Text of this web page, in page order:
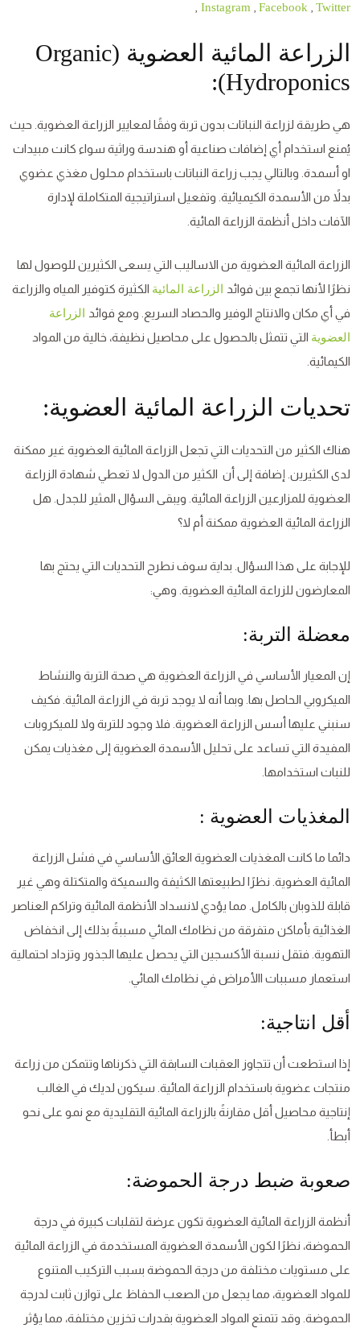
Instagram Facebook Twitter
الزراعة المائية العضوية (Organic
Hydroponics):
هي طريقة لزراعة النباتات بدون تربة وفقًا لمعايير الزراعة العضوية. حيث
يُمنع استخدام أي إضافات صناعية أو هندسة وراثية سواء كانت مبيدات
او أسمدة. وبالتالي يجب زراعة النباتات باستخدام محلول مغذي عضوي
بدلاً من الأسمدة الكيميائية. وتفعيل استراتيجية المتكاملة لإدارة
الآفات داخل أنظمة الزراعة المائية.
الزراعة المائية العضوية من الاساليب التي يسعى الكثيرين للوصول لها
نظرًا لأنها تجمع بين فوائد
الزراعة المائية الكثيرة كتوفير المياه والزراعة
في أي مكان والانتاج الوفير والحصاد السريع. ومع فوائد
الزراعة
العضوية التي تتمثل بالحصول على محاصيل نظيفة، خالية من المواد
الكيمائية.
تحديات الزراعة المائية العضوية:
هناك الكثير من التحديات التي تجعل الزراعة المائية العضوية غير ممكنة
لدى الكثيرين. إضافة إلى أن الكثير من الدول لا تعطي شهادة الزراعة
العضوية للمزارعين الزراعة المائية. ويبقى السؤال المثير للجدل. هل
الزراعة المائية العضوية ممكنة أم لا؟
للإجابة على هذا السؤال. بداية سوف نطرح التحديات التي يحتج بها
المعارضون للزراعة المائية العضوية. وهي:
معضلة التربة:
إن المعيار الأساسي في الزراعة العضوية هي صحة التربة والنشاط
الميكروبي الحاصل بها. وبما أنه لا يوجد تربة في الزراعة المائية. فكيف
سنبني عليها أسس الزراعة العضوية. فلا وجود للتربة ولا للميكروبات
المفيدة التي تساعد على تحليل الأسمدة العضوية إلى مغذيات يمكن
للنبات استخدامها.
المغذيات العضوية :
دائما ما كانت المغذيات العضوية العائق الأساسي في فشل الزراعة
المائية العضوية. نظرًا لطبيعتها الكثيفة والسميكة والمتكتلة وهي غير
قابلة للذوبان بالكامل. مما يؤدي لانسداد الأنظمة المائية وتراكم العناصر
الغذائية بأماكن متفرقة من نظامك المائي مسببةً بذلك إلى انخفاض
التهوية. فتقل نسبة الأكسجين التي يحصل عليها الجذور وتزداد احتمالية
استعمار مسببات االأمراض في نظامك المائي.
أقل انتاجية:
إذا استطعت أن تتجاوز العقبات السابقة التي ذكرناها وتتمكن من زراعة
منتجات عضوية باستخدام الزراعة المائية. سيكون لديك في الغالب
إنتاجية محاصيل أقل مقارنةً بالزراعة المائية التقليدية مع نمو على نحو
أبطأ.
صعوبة ضبط درجة الحموضة:
أنظمة الزراعة المائية العضوية تكون عرضة لتقلبات كبيرة في درجة
الحموضة، نظرًا لكون الأسمدة العضوية المستخدمة في الزراعة المائية
على مستويات مختلفة من درجة الحموضة بسبب التركيب المتنوع
للمواد العضوية، مما يجعل من الصعب الحفاظ على توازن ثابت لدرجة
الحموضة. وقد تتمتع المواد العضوية بقدرات تخزين مختلفة، مما يؤثر